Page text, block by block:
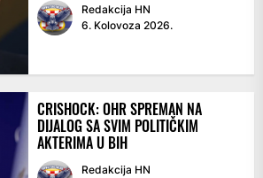
Redakcija HN
6. Kolovoza 2026.
CRISHOCK: OHR SPREMAN NA
DIJALOG SA SVIM POLITIČKIM
AKTERIMA U BIH
Redakcija HN